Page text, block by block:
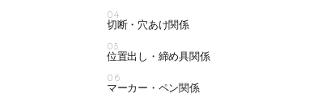
04
切断・穴あけ関係
05
位置出し・締め具関係
06
マーカー・ペン関係